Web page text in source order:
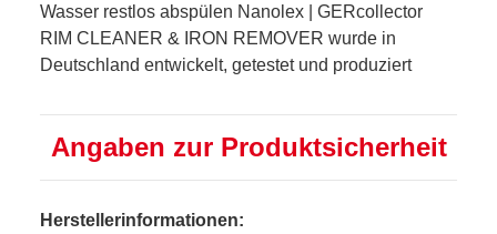
Wasser restlos abspülen Nanolex | GERcollector
RIM CLEANER & IRON REMOVER wurde in
Deutschland entwickelt, getestet und produziert
Angaben zur Produktsicherheit
Herstellerinformationen: